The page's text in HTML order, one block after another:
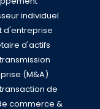
individuel
d'entreprise
d'actifs
(M&A)
de
commerce &